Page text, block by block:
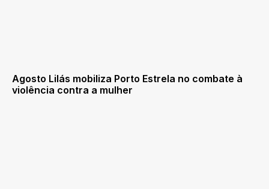
Agosto Lilás mobiliza Porto Estrela no combate à
violência contra a mulher